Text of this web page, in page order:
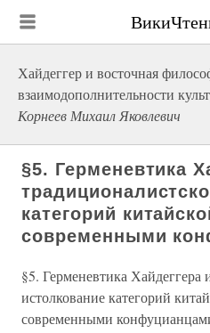
Хайдеггер и восточная
взаимодополнительности
Корнеев Михаил Яковлевич
§5. Герменевтика
категорий
современными
§5. Герменевтика Хайдеггера
истолкование категорий
современными